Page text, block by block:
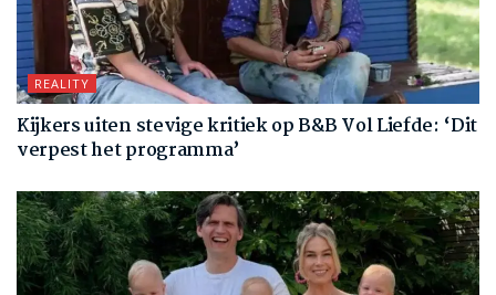
REALITY
Kijkers uiten stevige kritiek op B&B Vol Liefde: ‘Dit
verpest het programma’